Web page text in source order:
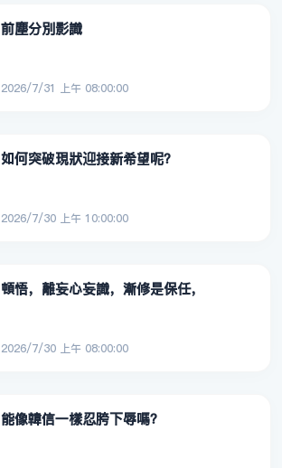
前塵分別影識
2026/7/31 上午 08:00:00
如何突破現狀迎接新希望呢？
2026/7/30 上午 10:00:00
頓悟，離妄心妄識，漸修是保任，
2026/7/30 上午 08:00:00
能像韓信一樣忍胯下辱嗎？